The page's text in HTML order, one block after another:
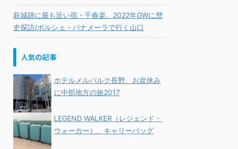
萩城跡に最も近い宿・千春楽、2022年GWに歴
史探訪/ポルシェ・パナメーラで行く山口
人気の記事
ホテルメルパルク長野、お盆休み
に中部地方の旅2017
LEGEND WALKER（レジェンド・
ウォーカー）、キャリーバッグ